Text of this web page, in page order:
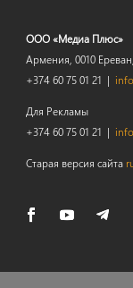
ООО «Медиа Плюс»
Армения, 0010
+374 60 75 01 21 |
Для Рекламы
+374 60 75 01 21 |
Старая версия сайта